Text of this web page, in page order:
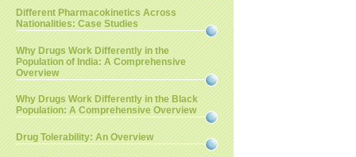
Different Pharmacokinetics Across
Nationalities: Case Studies
Why Drugs Work Differently in the
Population of India: A Comprehensive
Overview
Why Drugs Work Differently in the Black
Population: A Comprehensive Overview
Drug Tolerability: An Overview